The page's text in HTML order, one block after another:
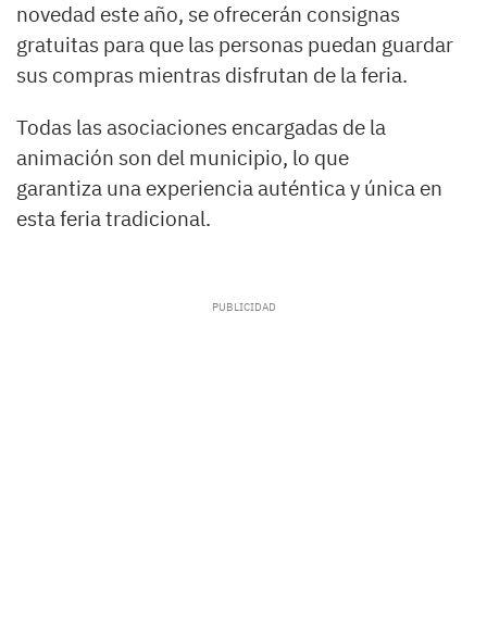
novedad este año, se ofrecerán consignas
gratuitas para que las personas puedan guardar
sus compras mientras disfrutan de la feria.
Todas las asociaciones encargadas de la
animación son del municipio, lo que
garantiza una experiencia auténtica y única en
esta feria tradicional.